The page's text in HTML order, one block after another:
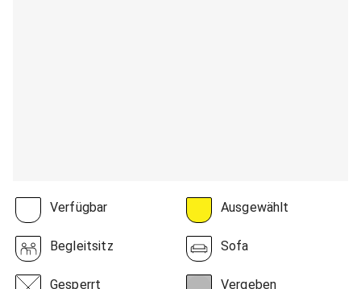
Verfügbar Ausgewählt
Begleitsitz Sofa
Gesperrt Vergeben